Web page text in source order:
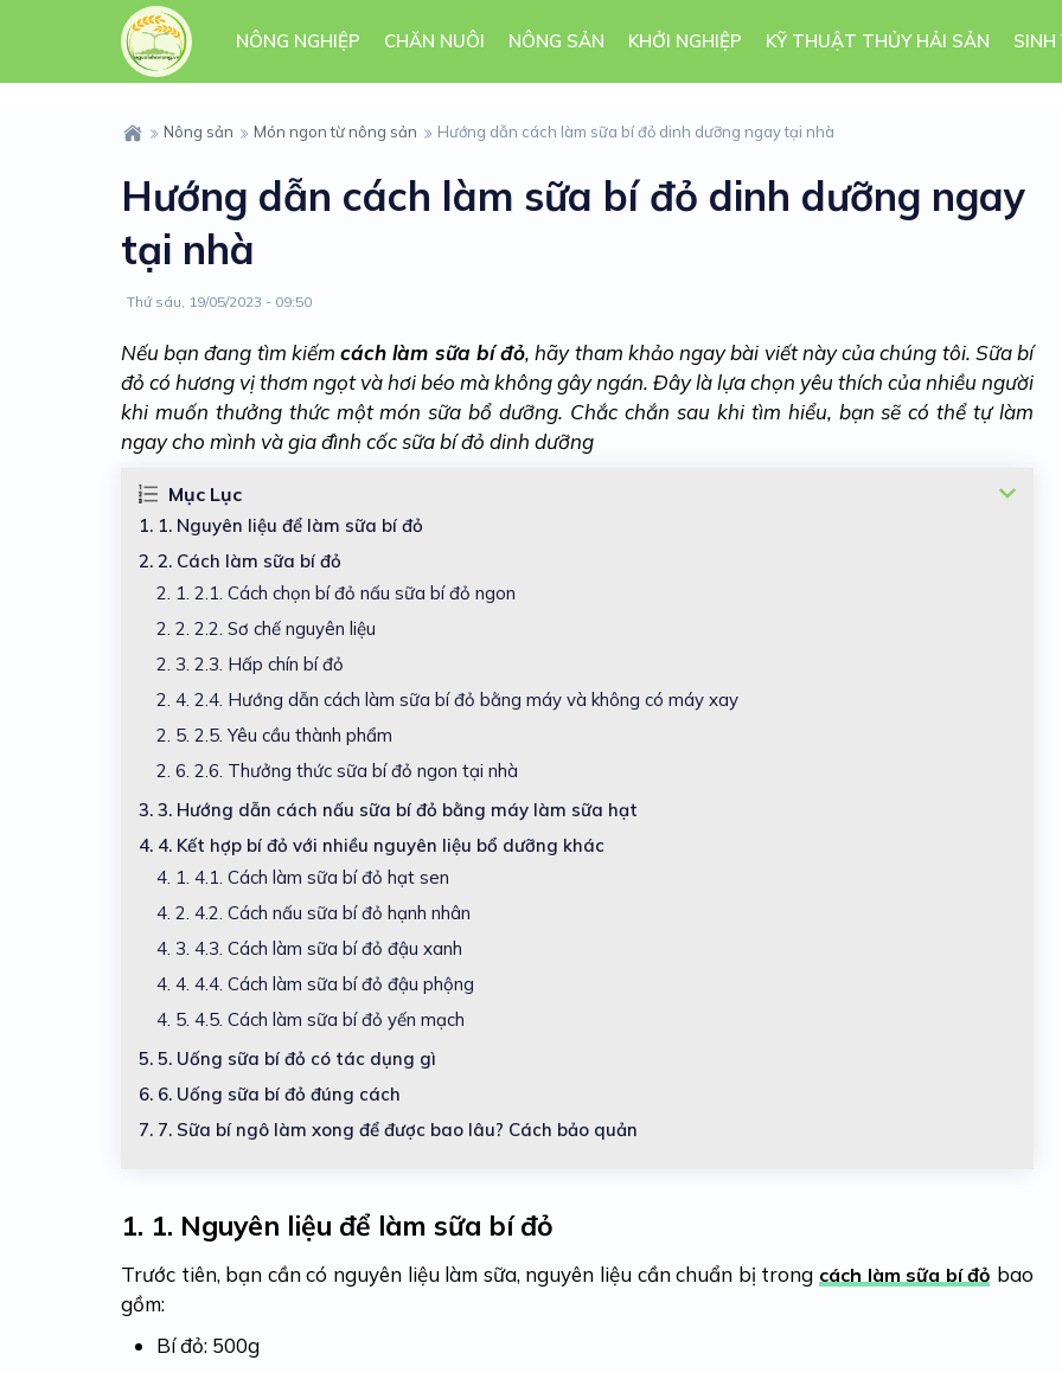
NÔNG NGHIỆP CHĂN NUÔI NÔNG SẢN KHỞI NGHIỆP KỸ THUẬT THỦY HẢI SẢN
Nông sản Món ngon từ nông sản Hướng dẫn cách làm sữa bí đỏ dinh dưỡng ngay tại nhà
Hướng dẫn cách làm sữa bí đỏ dinh dưỡng ngay
tại nhà
Thứ sáu, 19/05/2023 - 09:50
Nếu bạn đang tìm kiếmcách làm sữa bí đỏ, hãy tham khảo ngay bài viết này của chúng tôi. Sữa bí
đỏ có hương vị thơm ngọt và hơi béo mà không gây ngán. Đây là lựa chọn yêu thích của nhiều người
khi muốn thưởng thức một món sữa bổ dưỡng. Chắc chắn sau khi tìm hiểu, bạn sẽ có thể tự làm
ngay cho mình và gia đình cốc sữa bí đỏ dinh dưỡng
Mục Lục
1. 1. Nguyên liệu để làm sữa bí đỏ
2. 2. Cách làm sữa bí đỏ
2. 1. 2.1. Cách chọn bí đỏ nấu sữa bí đỏ ngon
2. 2. 2.2. Sơ chế nguyên liệu
2. 3. 2.3. Hấp chín bí đỏ
2. 4. 2.4. Hướng dẫn cách làm sữa bí đỏ bằng máy và không có máy xay
2. 5. 2.5. Yêu cầu thành phẩm
2. 6. 2.6. Thưởng thức sữa bí đỏ ngon tại nhà
3. 3. Hướng dẫn cách nấu sữa bí đỏ bằng máy làm sữa hạt
4. 4. Kết hợp bí đỏ với nhiều nguyên liệu bổ dưỡng khác
4. 1. 4.1. Cách làm sữa bí đỏ hạt sen
4. 2. 4.2. Cách nấu sữa bí đỏ hạnh nhân
4. 3. 4.3. Cách làm sữa bí đỏ đậu xanh
4. 4. 4.4. Cách làm sữa bí đỏ đậu phộng
4. 5. 4.5. Cách làm sữa bí đỏ yến mạch
5. 5. Uống sữa bí đỏ có tác dụng gì
6. 6. Uống sữa bí đỏ đúng cách
7. 7. Sữa bí ngô làm xong để được bao lâu? Cách bảo quản
1. 1. Nguyên liệu để làm sữa bí đỏ
Trước tiên, bạn cần có nguyên liệu làm sữa, nguyên liệu cần chuẩn bị trong cách làm sữa bí đỏ bao
gồm:
Bí đỏ: 500g